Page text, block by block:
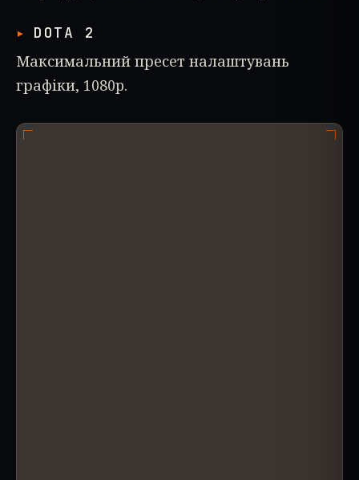
DOTA 2
Максимальний пресет налаштувань
графіки, 1080p.